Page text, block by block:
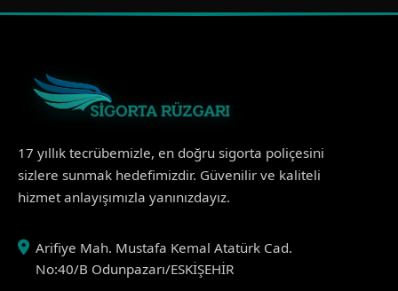
17 yıllık tecrübemizle, en doğru sigorta poliçesini
sizlere sunmak hedefimizdir. Güvenilir ve kaliteli
hizmet anlayışımızla yanınızdayız.
Arifiye Mah. Mustafa Kemal Atatürk Cad.
No:40/B Odunpazarı/ESKİŞEHİR